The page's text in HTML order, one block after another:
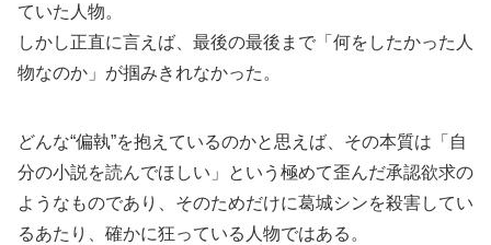
ていた人物。
しかし正直に言えば、最後の最後まで「何をしたかった人
物なのか」が掴みきれなかった。
どんな“偏執”を抱えているのかと思えば、その本質は「自
分の小説を読んでほしい」という極めて歪んだ承認欲求の
ようなものであり、そのためだけに葛城シンを殺害してい
るあたり、確かに狂っている人物ではある。